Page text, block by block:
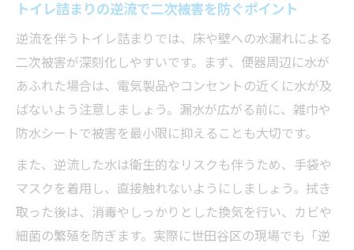
トイレ詰まりの逆流で二次被害を防ぐポイント
逆流を伴うトイレ詰まりでは、床や壁への水漏れによる
二次被害が深刻化しやすいです。まず、便器周辺に水が
あふれた場合は、電気製品やコンセントの近くに水が及
ばないよう注意しましょう。漏水が広がる前に、雑巾や
防水シートで被害を最小限に抑えることも大切です。
また、逆流した水は衛生的なリスクも伴うため、手袋や
マスクを着用し、直接触れないようにしましょう。拭き
取った後は、消毒やしっかりとした換気を行い、カビや
細菌の繁殖を防ぎます。実際に世田谷区の現場でも「逆